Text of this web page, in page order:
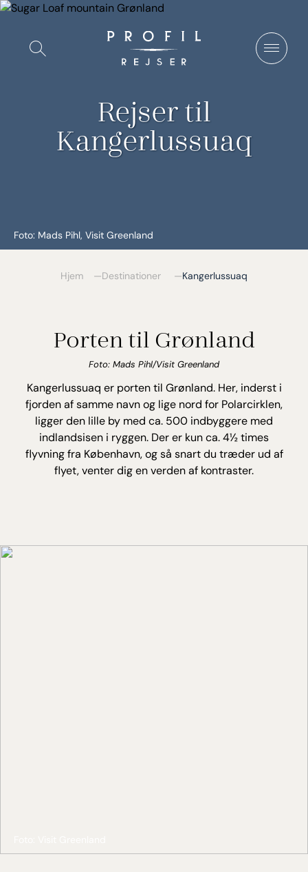
indhold
Vis/Skjul
søgning
Foto: Mads Pihl, Visit Greenland
Rejser til
Kangerlussuaq
Hjem Destinationer Kangerlussuaq
Porten til Grønland
Foto: Mads Pihl/Visit Greenland
Kangerlussuaq er porten til Grønland. Her, inderst i
fjorden af samme navn og lige nord for Polarcirklen,
ligger den lille by med ca. 500 indbyggere med
indlandsisen i ryggen. Der er kun ca. 4½ times
flyvning fra København, og så snart du træder ud af
flyet, venter dig en verden af kontraster.